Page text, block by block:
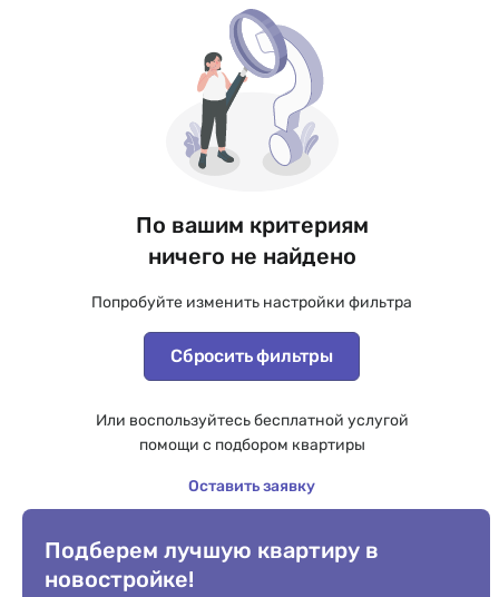
По вашим критериям
ничего не найдено
Попробуйте изменить настройки фильтра
Сбросить фильтры
Или воспользуйтесь бесплатной услугой
помощи с подбором квартиры
Оставить заявку
Подберем лучшую квартиру в
новостройке!